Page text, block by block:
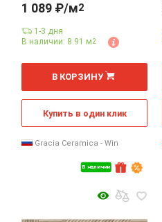
В наличии
1 089 ₽/м2
1-3 дня
В наличии: 8.91 м2
м
В КОРЗИНУ
Купить в один клик
Gracia Ceramica - Win